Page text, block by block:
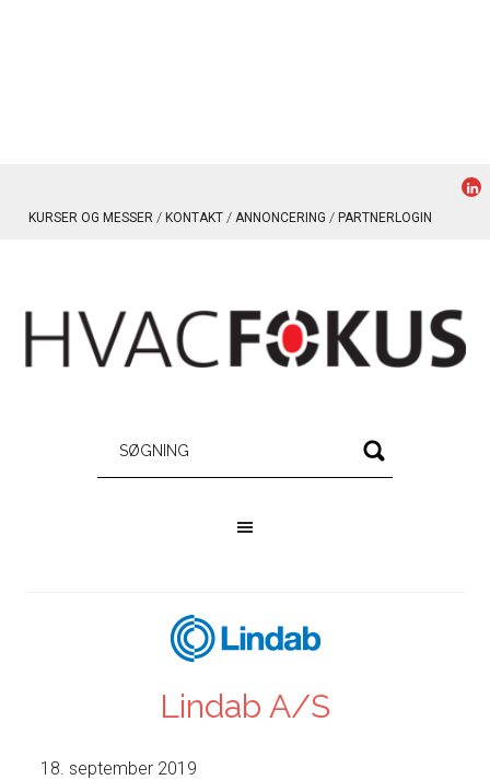
KURSER OG MESSER KONTAKT ANNONCERING PARTNERLOGIN
Lindab A/S
18. september 2019